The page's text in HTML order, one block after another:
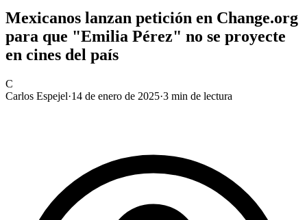
Mexicanos lanzan petición en Change.org
para que "Emilia Pérez" no se proyecte
en cines del país
C
Carlos Espejel·14 de enero de 2025·3 min de lectura